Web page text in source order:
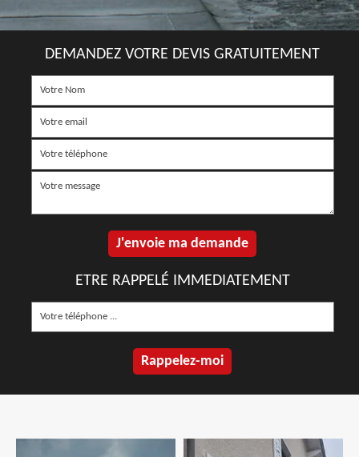
DEMANDEZ VOTRE DEVIS GRATUITEMENT
ETRE RAPPELÉ IMMEDIATEMENT